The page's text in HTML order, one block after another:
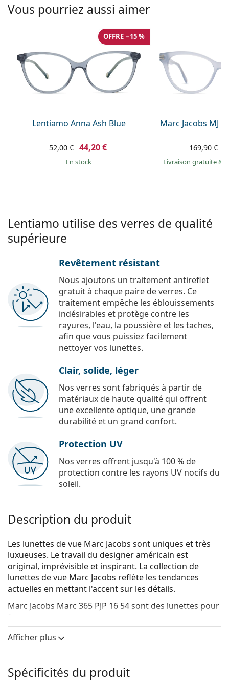
Marc Jacobs
Prada
Toutes les marques
02 446 01 11
Vous pourriez aussi aimer
Lentiamo Anna Ash Blue
OFFRE −15 %
52,00 € 44,20 €
en stock
Marc Jacobs MJ
169,90 €
Livraison gratuite&
Lentiamo utilise des verres de qualité
supérieure
Revêtement résistant
Nous ajoutons un traitement antireflet
gratuit à chaque paire de verres. Ce
traitement empêche les éblouissements
indésirables et protège contre les
rayures, l'eau, la poussière et les taches,
afin que vous puissiez facilement
nettoyer vos lunettes.
Clair, solide, léger
Nos verres sont fabriqués à partir de
matériaux de haute qualité qui offrent
une excellente optique, une grande
durabilité et un grand confort.
Protection UV
Nos verres offrent jusqu'à 100 % de
protection contre les rayons UV nocifs du
soleil.
Description du produit
Les lunettes de vue Marc Jacobs sont uniques et très
luxueuses. Le travail du designer américain est
original, imprévisible et inspirant. La collection de
lunettes de vue Marc Jacobs reflète les tendances
actuelles en mettant l'accent sur les détails.
Marc Jacobs Marc 365 PJP 16 54sont des lunettes pour
femmes.
Voyez de quoi vous avez l'air avec ces lunettes grâce à
la fonction d'essai virtuel de Lentiamo.
La couleur bleue de la monture s'accorde
Afficher plus
Spécificités du produit